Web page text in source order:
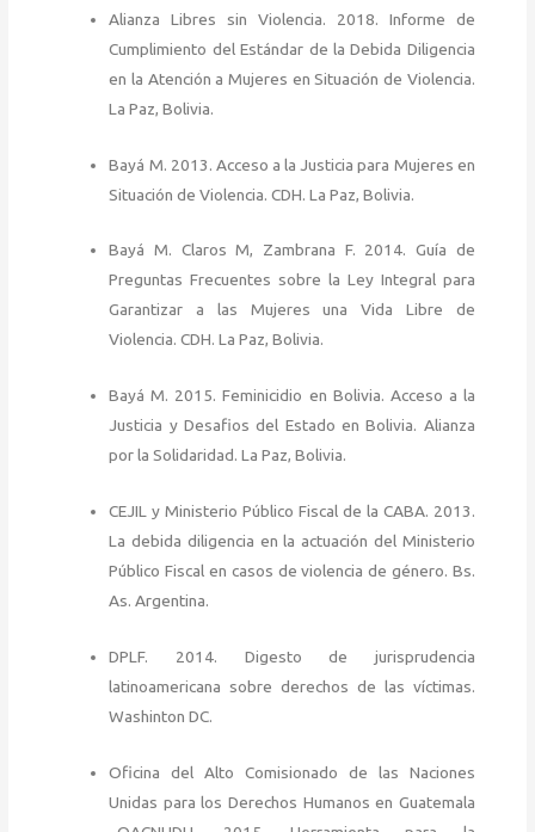
Alianza Libres sin Violencia. 2018. Informe de
Cumplimiento del Estándar de la Debida Diligencia
en la Atención a Mujeres en Situación de Violencia.
La Paz, Bolivia.
Bayá M. 2013. Acceso a la Justicia para Mujeres en
Situación de Violencia. CDH. La Paz, Bolivia.
Bayá M. Claros M, Zambrana F. 2014. Guía de
Preguntas Frecuentes sobre la Ley Integral para
Garantizar a las Mujeres una Vida Libre de
Violencia. CDH. La Paz, Bolivia.
Bayá M. 2015. Feminicidio en Bolivia. Acceso a la
Justicia y Desafios del Estado en Bolivia. Alianza
por la Solidaridad. La Paz, Bolivia.
CEJIL y Ministerio Público Fiscal de la CABA. 2013.
La debida diligencia en la actuación del Ministerio
Público Fiscal en casos de violencia de género. Bs.
As. Argentina.
DPLF. 2014. Digesto de jurisprudencia
latinoamericana sobre derechos de las víctimas.
Washinton DC.
Oficina del Alto Comisionado de las Naciones
Unidas para los Derechos Humanos en Guatemala